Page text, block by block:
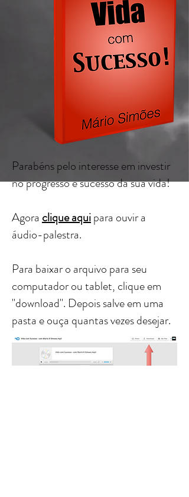
Parabéns pelo interesse em investir
no progresso e sucesso da sua vida!
Agora clique aquipara ouvir a
áudio-palestra.
Para baixar o arquivo para seu
computador ou tablet, clique em
"download". Depois salve em uma
pasta e ouça quantas vezes desejar.